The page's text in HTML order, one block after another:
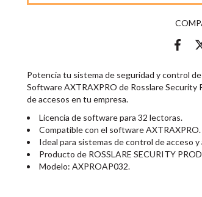
Potencia tu sistema de seguridad y control
Software AXTRAXPRO de Rosslare Security
de accesos en tu empresa.
Licencia de software para 32 lectoras.
Compatible con el software AXTRAXPRO.
Ideal para sistemas de control de acceso
Producto de ROSSLARE SECURITY
Modelo: AXPROAP032.